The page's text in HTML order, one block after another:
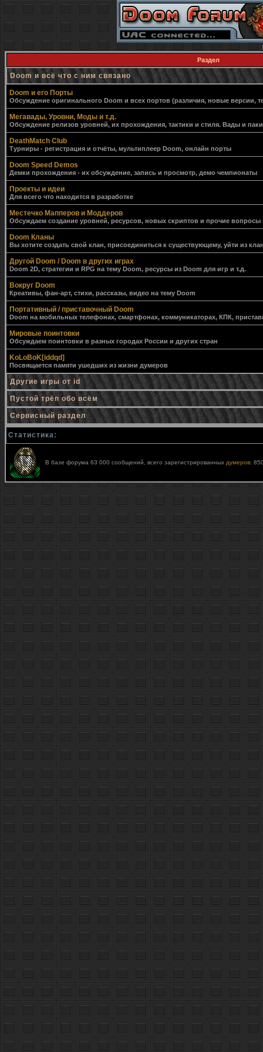
Раздел
Doom и всё что с ним связано
Doom и его Порты
Обсуждение оригинального Doom и всех портов (различия, новые версии,
Мегавады, Уровни, Моды и т.д.
Обсуждение релизов уровней, их прохождения, тактики и стиля. Вады и
DeathMatch Club
Турниры - регистрация и отчёты, мультиплеер Doom, онлайн порты
Doom Speed Demos
Демки прохождения - их обсуждение, запись и просмотр, демо чемпионаты
Проекты и идеи
Для всего что находится в разработке
Местечко Мапперов и Моддеров
Обсуждаем создание уровней, ресурсов, новых скриптов и прочие
Doom Кланы
Вы хотите создать свой клан, присоединиться к существующему, уйти из
Другой Doom / Doom в других играх
Doom 2D, стратегии и RPG на тему Doom, ресурсы из Doom для игр и т.д.
Вокруг Doom
Креативы, фан-арт, стихи, рассказы, видео на тему Doom
Портативный / приставочный Doom
Doom на мобильных телефонах, смартфонах, коммуникаторах, КПК,
Мировые поинтовки
Обсуждаем поинтовки в разных городах России и других стран
KoLoBoK[iddqd]
Посвящается памяти ушедших из жизни думеров
Другие игры от id
Пустой трёп обо всём
Сервисный раздел
Статистика:
В базе форума 63 000 сообщений, всего зарегистрированных думеров: